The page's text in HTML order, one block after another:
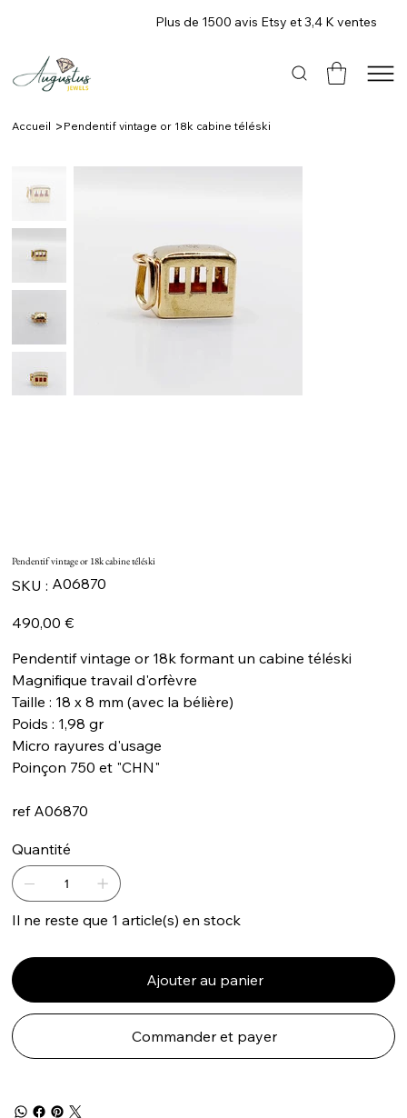
Plus de 1500 avis Etsy et 3,4 K ventes
Accueil > Pendentif vintage or 18k cabine téléski
Pendentif vintage or 18k cabine téléski
SKU :
SKU
A06870
A06870
490,00 €
Pendentif vintage or 18k formant un cabine téléski
Magnifique travail d'orfèvre
Taille : 18 x 8 mm (avec la bélière)
Poids : 1,98 gr
Micro rayures d'usage
Poinçon 750 et "CHN"
ref A06870
Quantité
Il ne reste que 1 article(s) en stock
Ajouter au panier
Commander et payer